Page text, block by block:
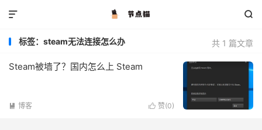


共 1 篇文章
标签：steam无法连接怎么办
Steam被墙了？国内怎么上 Steam
 赞(0)
 博客